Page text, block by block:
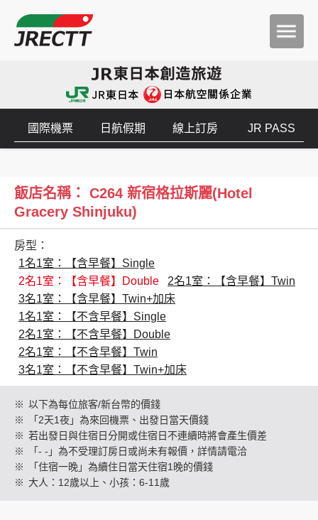
創造旅遊
國際機票 日航假期 線上訂房 JR PASS
飯店名稱： C264 新宿格拉斯麗(Hotel
Gracery Shinjuku)
房型：
1名1室：【含早餐】Single
2名1室：【含早餐】Double
2名1室：【含早餐】Twin
3名1室：【含早餐】Twin+加床
1名1室：【不含早餐】Single
2名1室：【不含早餐】Double
2名1室：【不含早餐】Twin
3名1室：【不含早餐】Twin+加床
※ 以下為每位旅客/新台幣的價錢
※
「2天1夜」為來回機票、出發日當天價錢
※ 若出發日與住宿日分開或住宿日不連續時將會產生價差
※
「- -」為不受理訂房日或尚未有報價，詳情請電洽
※
「住宿一晚」為續住日當天住宿1晚的價錢
※ 大人：12歲以上、小孩：6-11歲